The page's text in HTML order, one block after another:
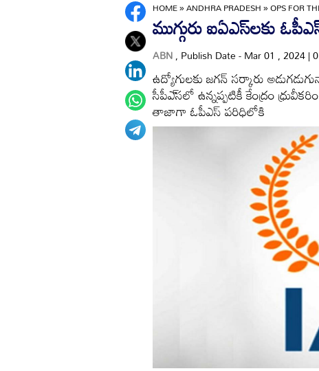
HOME»ANDHRA PRADESH»OPS FOR
ముగ్గురు ఐఏఎస్‌లకు
ABN, Publish Date - Mar 01 , 2024 |
ఉద్యోగులకు జగన్‌ సర్కారు
సీపీఎ్‌సలో ఉన్నప్పటికీ కేంద్రం
తాజాగా ఓపీఎస్‌ పరిధిలోకి